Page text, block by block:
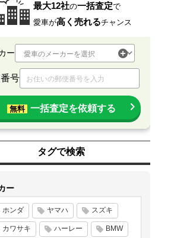
最大12社の一括査定で
愛車が高く売れるチャンス
ー
号
無料 一括査定を依頼する
タグで検索
ー
ホンダ ヤマハ スズキ
カワサキ ハーレー BMW